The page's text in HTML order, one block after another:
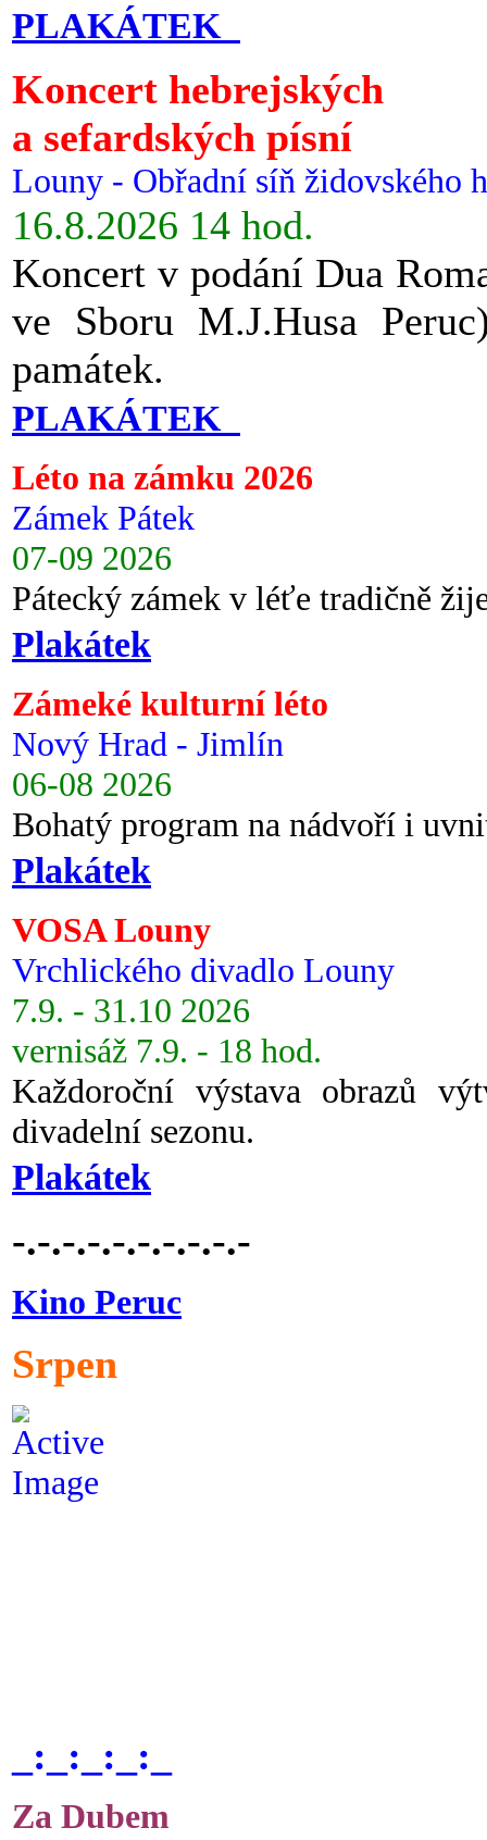
PLAKÁTEK
Koncert hebrejských
a sefardských písní
Louny - Obřadní síň židovského
16.8.2026 14 hod.
Koncert v podání Dua
ve Sboru M.J.Husa
památek.
PLAKÁTEK
Léto na zámku 2026
Zámek Pátek
07-09 2026
Pátecký zámek v léťe tradičně
Plakátek
Zámeké kulturní léto
Nový Hrad - Jimlín
06-08 2026
Bohatý program na nádvoří i
Plakátek
VOSA Louny
Vrchlického divadlo Louny
7.9. - 31.10 2026
vernisáž 7.9. - 18 hod.
Každoroční výstava obrazů
divadelní sezonu.
Plakátek
-.-.-.-.-.-.-.-.-.-
Kino Peruc
Srpen
_:_:_:_:_
Za Dubem